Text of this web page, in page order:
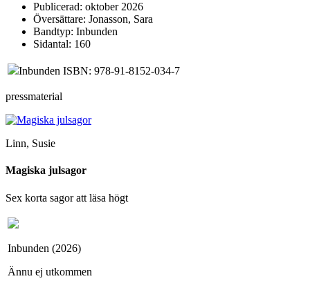
Publicerad: oktober 2026
Översättare: Jonasson, Sara
Bandtyp: Inbunden
Sidantal: 160
Inbunden ISBN: 978-91-8152-034-7
pressmaterial
Linn, Susie
Magiska julsagor
Sex korta sagor att läsa högt
Inbunden (2026)
Ännu ej utkommen